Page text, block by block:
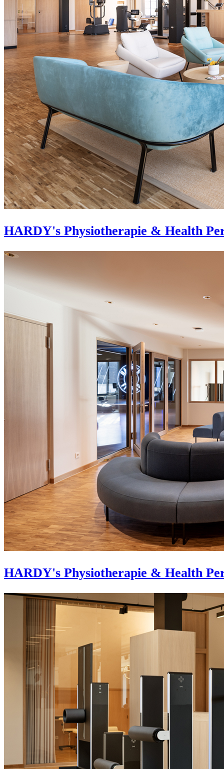
HARDY's Physiotherapie & Health
HARDY's Physiotherapie & Health